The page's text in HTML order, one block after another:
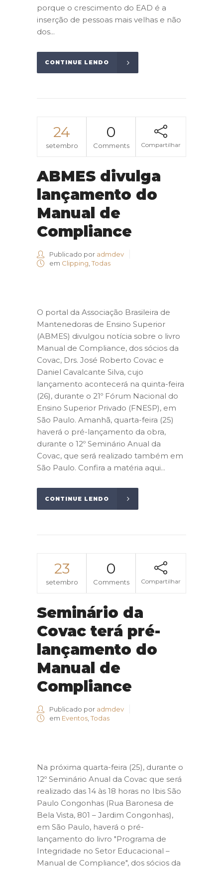
porque o crescimento do EAD é a
inserção de pessoas mais velhas e não
dos...
CONTINUE LENDO
24
setembro
0
Comments Compartilhar
ABMES divulga
lançamento do
Manual de
Compliance
Publicado por admdev
em Clipping,Todas
O portal da Associação Brasileira de
Mantenedoras de Ensino Superior
(ABMES) divulgou notícia sobre o livro
Manual de Compliance, dos sócios da
Covac, Drs. José Roberto Covac e
Daniel Cavalcante Silva, cujo
lançamento acontecerá na quinta-feira
(26), durante o 21º Fórum Nacional do
Ensino Superior Privado (FNESP), em
São Paulo. Amanhã, quarta-feira (25)
haverá o pré-lançamento da obra,
durante o 12º Seminário Anual da
Covac, que será realizado também em
São Paulo. Confira a matéria aqui...
CONTINUE LENDO
23
setembro
0
Comments Compartilhar
Seminário da
Covac terá pré-
lançamento do
Manual de
Compliance
Publicado por admdev
em Eventos Todas
Na próxima quarta-feira (25), durante o
12º Seminário Anual da Covac que será
realizado das 14 às 18 horas no Ibis São
Paulo Congonhas (Rua Baronesa de
Bela Vista, 801 – Jardim Congonhas),
em São Paulo, haverá o pré-
lançamento do livro "Programa de
Integridade no Setor Educacional –
Manual de Compliance", dos sócios da